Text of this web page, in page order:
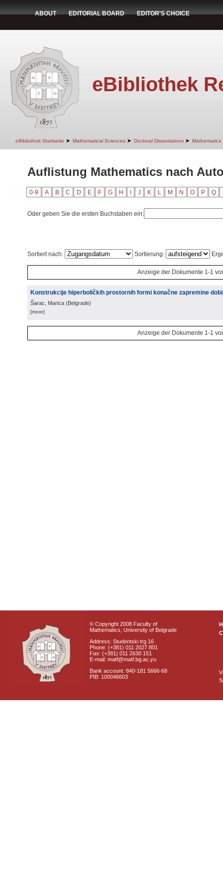
ABOUT EDITORIAL BOARD EDITOR'S CHOICE
eBibliothek
eBibliothek Startseite ➤ Mathematical Sciences ➤ Doctoral Dissertations ➤ Mathematics
Auflistung Mathematics nach
0-9 A B C D E F G H J K L M N O P Q
Oder geben Sie die ersten Buchstaben ein:
Sortiert nach: Sortierung:
Anzeige der Dokumente 1-1
Konstrukcije hiperboličkih prostornih formi konačne zapremine
Šarac, Marica (Belgrade)
[more]
Anzeige der Dokumente 1-1
© Copyright 2008 Faculty of
Mathematics, University of Belgrade
Address: Studentski trg 16
Phone: (+381) 011 2027 801
Fax: (+381) 011 2630 151
E-mail: matf@matf.bg.ac.yu
Bank account: 840-181 5666-68
PIB: 100046603